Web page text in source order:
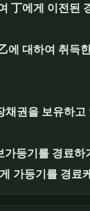
丁에게 이전된
에 대하여 취득
권을 보유하
등기를 경료
가등기를 경료